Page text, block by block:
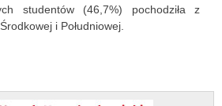
studentów (46,7%) pochodziła z
i Południowej.